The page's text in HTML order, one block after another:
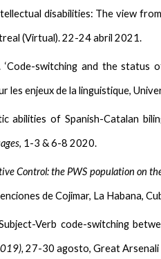
disabilities: The view
(Virtual). 22-24 abril 2021.
switching and the status
les enjeux de la linguistique,
abilities of Spanish-Catalan
, 1-3 & 6-8 2020.
Control: the PWS population on
de Cojimar, La Habana,
Verb code-switching
27-30 agosto, Great Arsenali